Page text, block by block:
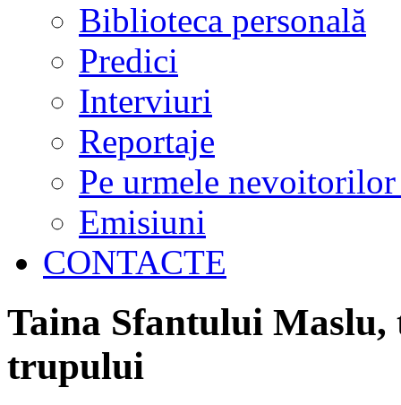
Biblioteca personală
Predici
Interviuri
Reportaje
Pe urmele nevoitorilor
Emisiuni
CONTACTE
Taina Sfantului
trupului